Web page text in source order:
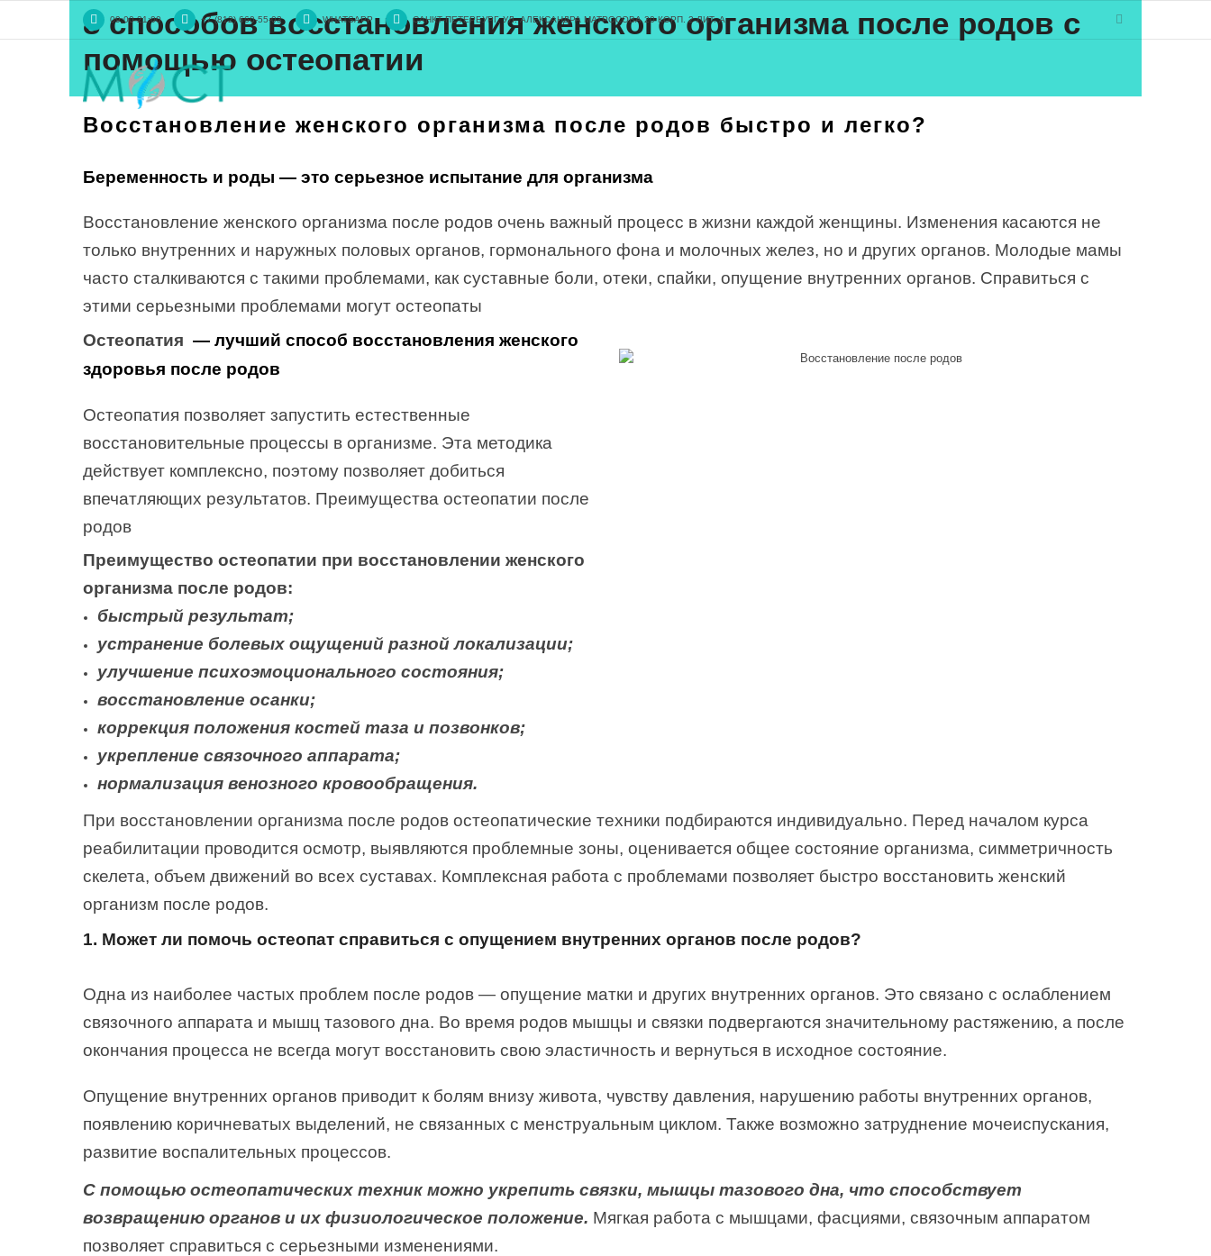
09:00-21:00 +7 (812) 660-55-03 WHATSAPP САНКТ-ПЕТЕРБУРГ, УЛ. АЛЕКСАНДРА МАТРОСОВА 20 КОРП. 2 ЛИТ. А
8 способов восстановления женского организма после родов с
помощью остеопатии
Восстановление женского организма после родов быстро и легко?
Беременность и роды — это серьезное испытание для организма
Восстановление женского организма после родов очень важный процесс в жизни каждой женщины. Изменения касаются не
только внутренних и наружных половых органов, гормонального фона и молочных желез, но и других органов. Молодые мамы
часто сталкиваются с такими проблемами, как суставные боли, отеки, спайки, опущение внутренних органов. Справиться с
этими серьезными проблемами могут остеопаты
Остеопатия — лучший способ восстановления женского
здоровья после родов
Остеопатия позволяет запустить естественные
восстановительные процессы в организме. Эта методика
действует комплексно, поэтому позволяет добиться
впечатляющих результатов. Преимущества остеопатии после
родов
Преимущество остеопатии при восстановлении женского
организма после родов:
быстрый результат;
устранение болевых ощущений разной локализации;
улучшение психоэмоционального состояния;
восстановление осанки;
коррекция положения костей таза и позвонков;
укрепление связочного аппарата;
нормализация венозного кровообращения.
При восстановлении организма после родов остеопатические техники подбираются индивидуально. Перед началом курса
реабилитации проводится осмотр, выявляются проблемные зоны, оценивается общее состояние организма, симметричность
скелета, объем движений во всех суставах. Комплексная работа с проблемами позволяет быстро восстановить женский
организм после родов.
1. Может ли помочь остеопат справиться с опущением внутренних органов после родов?
Одна из наиболее частых проблем после родов — опущение матки и других внутренних органов. Это связано с ослаблением
связочного аппарата и мышц тазового дна. Во время родов мышцы и связки подвергаются значительному растяжению, а после
окончания процесса не всегда могут восстановить свою эластичность и вернуться в исходное состояние.
Опущение внутренних органов приводит к болям внизу живота, чувству давления, нарушению работы внутренних органов,
появлению коричневатых выделений, не связанных с менструальным циклом. Также возможно затруднение мочеиспускания,
развитие воспалительных процессов.
С помощью остеопатических техник можно укрепить связки, мышцы тазового дна, что способствует
возвращению органов и их физиологическое положение. Мягкая работа с мышцами, фасциями, связочным аппаратом
позволяет справиться с серьезными изменениями.